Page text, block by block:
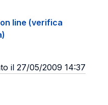
line (verifica
il 27/05/2009 14:37